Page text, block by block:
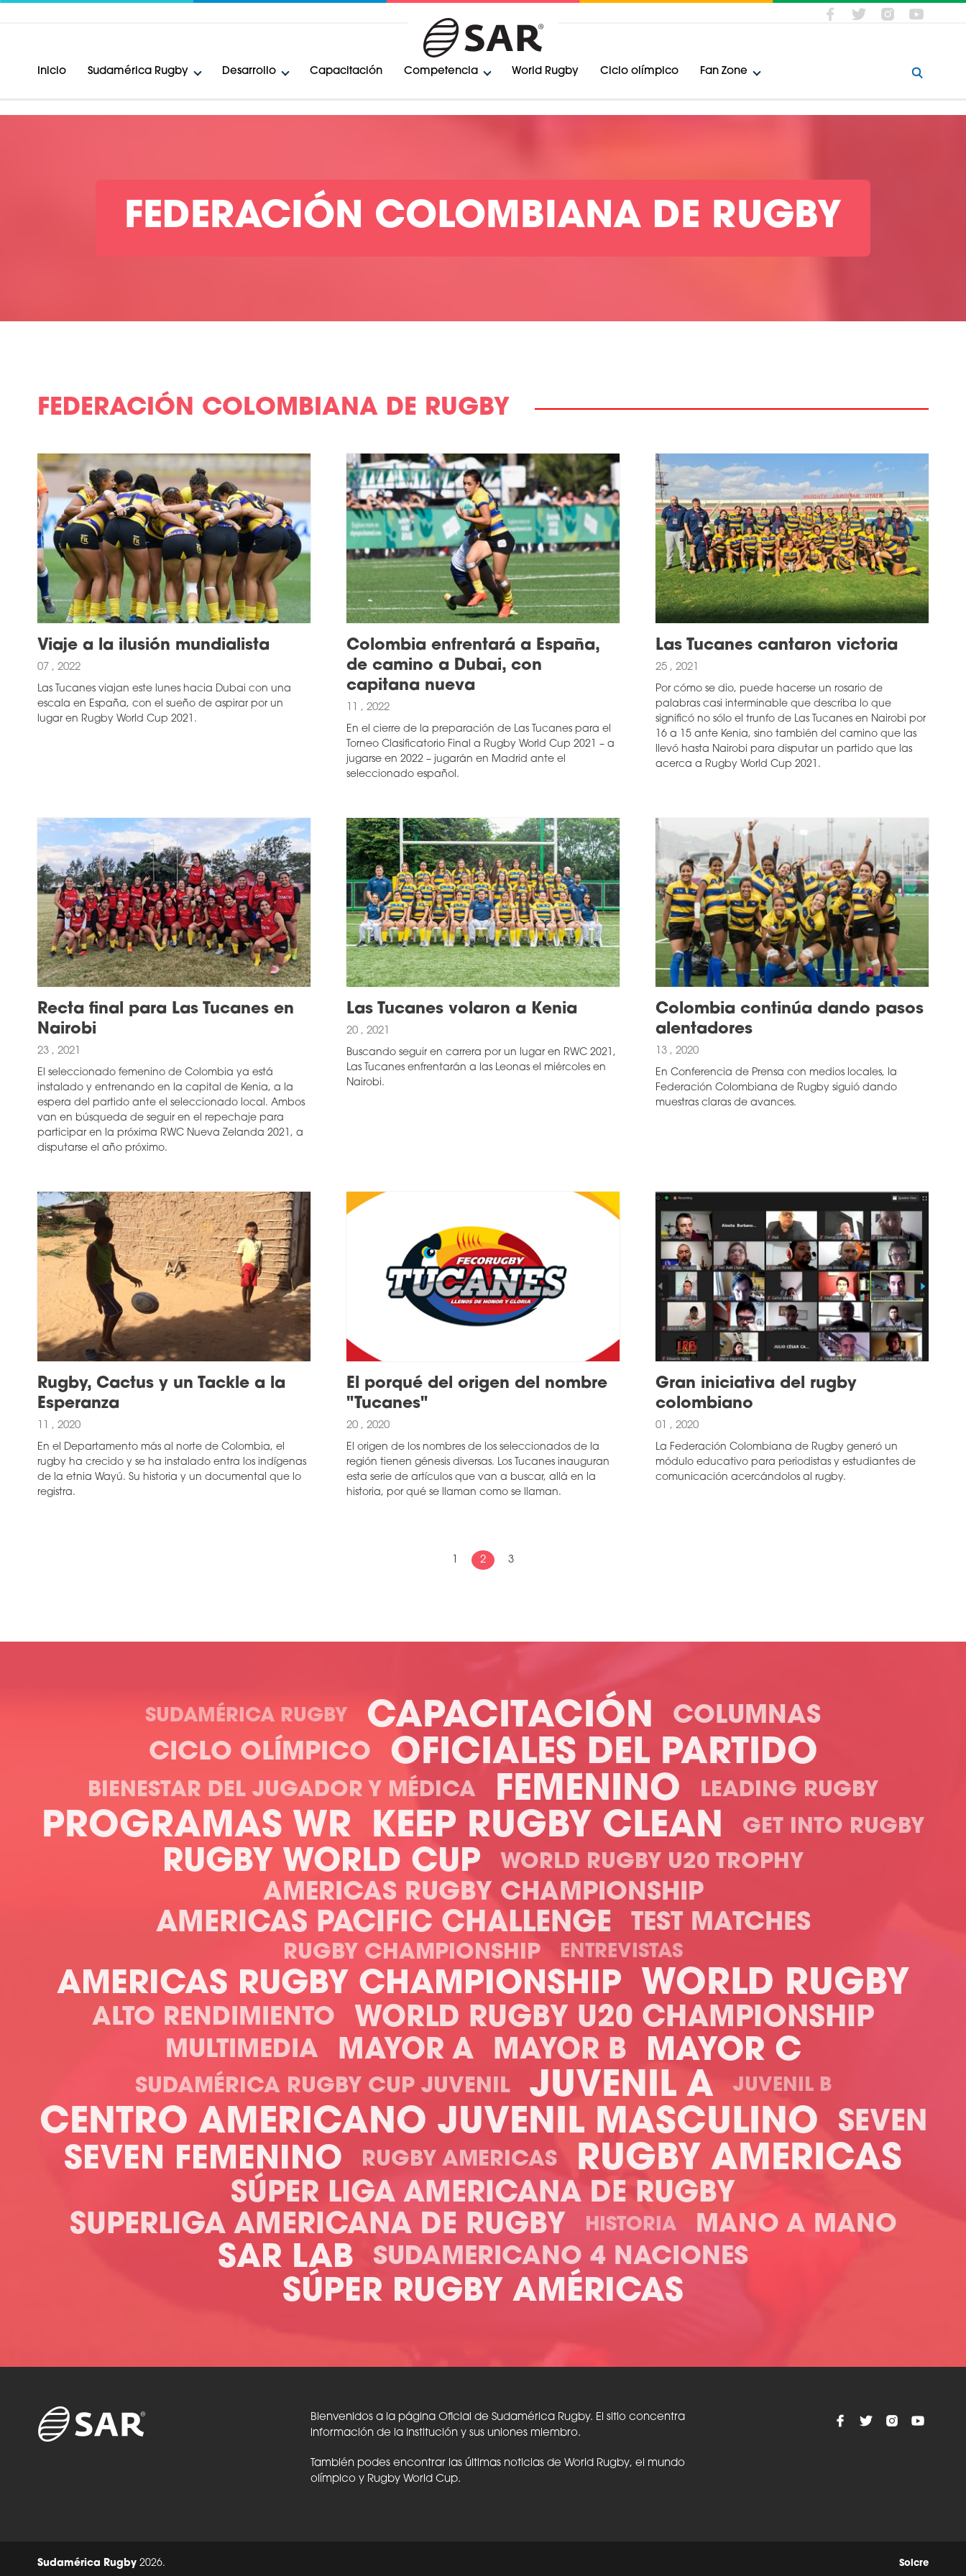
Inicio Sudamérica Rugby Desarrollo Capacitación Competencia World Rugby Ciclo olímpico Fan Zone
FEDERACIÓN COLOMBIANA DE RUGBY
FEDERACIÓN COLOMBIANA DE RUGBY
Viaje a la ilusión mundialista
07 , 2022
Las Tucanes viajan este lunes hacia Dubai con una
escala en España, con el sueño de aspirar por un
lugar en Rugby World Cup 2021.
Colombia enfrentará a España,
de camino a Dubai, con
capitana nueva
11 , 2022
En el cierre de la preparación de Las Tucanes para el
Torneo Clasificatorio Final a Rugby World Cup 2021 – a
jugarse en 2022 – jugarán en Madrid ante el
seleccionado español.
Las Tucanes cantaron victoria
25 , 2021
Por cómo se dio, puede hacerse un rosario de
palabras casi interminable que describa lo que
significó no sólo el trunfo de Las Tucanes en Nairobi por
16 a 15 ante Kenia, sino también del camino que las
llevó hasta Nairobi para disputar un partido que las
acerca a Rugby World Cup 2021.
Recta final para Las Tucanes en
Nairobi
23 , 2021
El seleccionado femenino de Colombia ya está
instalado y entrenando en la capital de Kenia, a la
espera del partido ante el seleccionado local. Ambos
van en búsqueda de seguir en el repechaje para
participar en la próxima RWC Nueva Zelanda 2021, a
disputarse el año próximo.
Las Tucanes volaron a Kenia
20 , 2021
Buscando seguir en carrera por un lugar en RWC 2021,
Las Tucanes enfrentarán a las Leonas el miércoles en
Nairobi.
Colombia continúa dando pasos
alentadores
13 , 2020
En Conferencia de Prensa con medios locales, la
Federación Colombiana de Rugby siguió dando
muestras claras de avances.
Rugby, Cactus y un Tackle a la
Esperanza
11 , 2020
En el Departamento más al norte de Colombia, el
rugby ha crecido y se ha instalado entra los indígenas
de la etnia Wayú. Su historia y un documental que lo
registra.
El porqué del origen del nombre
"Tucanes"
20 , 2020
El origen de los nombres de los seleccionados de la
región tienen génesis diversas. Los Tucanes inauguran
esta serie de artículos que van a buscar, allá en la
historia, por qué se llaman como se llaman.
Gran iniciativa del rugby
colombiano
01 , 2020
La Federación Colombiana de Rugby generó un
módulo educativo para periodistas y estudiantes de
comunicación acercándolos al rugby.
2 3
SUDAMÉRICA RUGBY CAPACITACIÓN
COLUMNAS
CICLO OLÍMPICO
OFICIALES DEL PARTIDO
BIENESTAR DEL JUGADOR Y MÉDICA FEMENINO LEADING RUGBY
PROGRAMAS WR KEEP RUGBY CLEAN GET INTO RUGBY
RUGBY WORLD CUP WORLD RUGBY U20 TROPHY
AMERICAS RUGBY CHAMPIONSHIP
AMERICAS PACIFIC CHALLENGE TEST MATCHES
RUGBY CHAMPIONSHIP ENTREVISTAS
AMERICAS RUGBY CHAMPIONSHIP WORLD RUGBY
ALTO RENDIMIENTO WORLD RUGBY U20 CHAMPIONSHIP
MULTIMEDIA MAYOR A MAYOR B MAYOR C
SUDAMÉRICA RUGBY CUP JUVENIL JUVENIL A JUVENIL B
CENTRO AMERICANO JUVENIL MASCULINO SEVEN
SEVEN FEMENINO RUGBY AMERICAS RUGBY AMERICAS
SÚPER LIGA AMERICANA DE RUGBY
SUPERLIGA AMERICANA DE RUGBY
HISTORIA MANO A MANO
SAR LAB SUDAMERICANO 4 NACIONES
SÚPER RUGBY AMÉRICAS
Bienvenidos a la página Oficial de Sudamérica Rugby. El sitio concentra
información de la Institución y sus uniones miembro.
También podes encontrar las últimas noticias de World Rugby, el mundo
olímpico y Rugby World Cup.
Sudamérica Rugby 2026. Solcre